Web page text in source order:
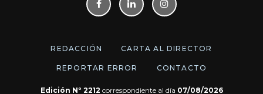
REDACCIÓN CARTA AL DIRECTOR
REPORTAR ERROR CONTACTO
Edición Nº 2212 correspondiente al día 07/08/2026